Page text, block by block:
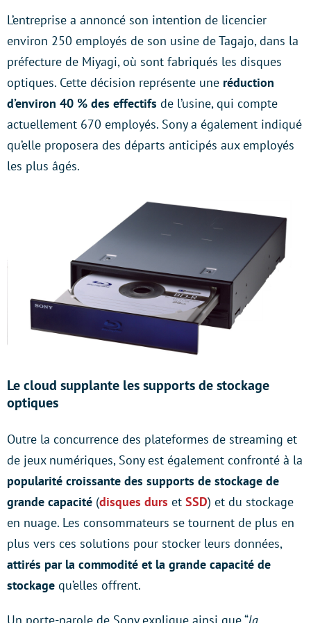
L’entreprise a annoncé son intention de licencier
environ 250 employés de son usine de Tagajo, dans la
préfecture de Miyagi, où sont fabriqués les disques
optiques. Cette décision représente une réduction
d’environ 40 % des effectifs de l’usine, qui compte
actuellement 670 employés. Sony a également indiqué
qu’elle proposera des départs anticipés aux employés
les plus âgés.
Le cloud supplante les supports de stockage
optiques
Outre la concurrence des plateformes de streaming et
de jeux numériques, Sony est également confronté à la
popularité croissante des supports de stockage de
grande capacité (disques durs et SSD) et du stockage
en nuage. Les consommateurs se tournent de plus en
plus vers ces solutions pour stocker leurs données,
attirés par la commodité et la grande capacité de
stockage qu’elles offrent.